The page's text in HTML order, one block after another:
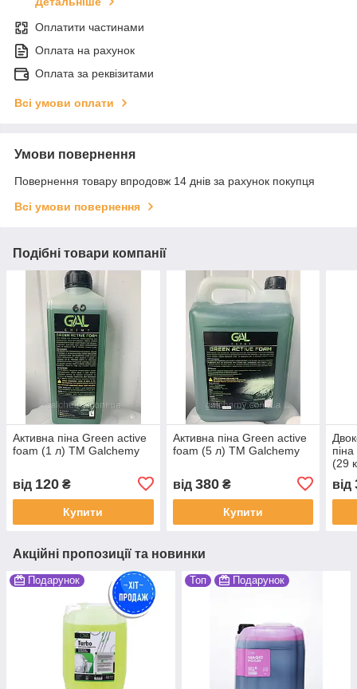
Оплатити частинами
Оплата на рахунок
Оплата за реквізитами
Всі умови оплати
Умови повернення
Повернення товару впродовж 14 днів за рахунок покупця
Всі умови повернення
Подібні товари компанії
Активна піна Green active
foam (1 л) ТМ Galchemy
від 120 ₴
Купити
Активна піна Green active
foam (5 л) ТМ Galchemy
від 380₴
Купити
(29
від
Акційні пропозиції та новинки
Подарунок Топ Подарунок